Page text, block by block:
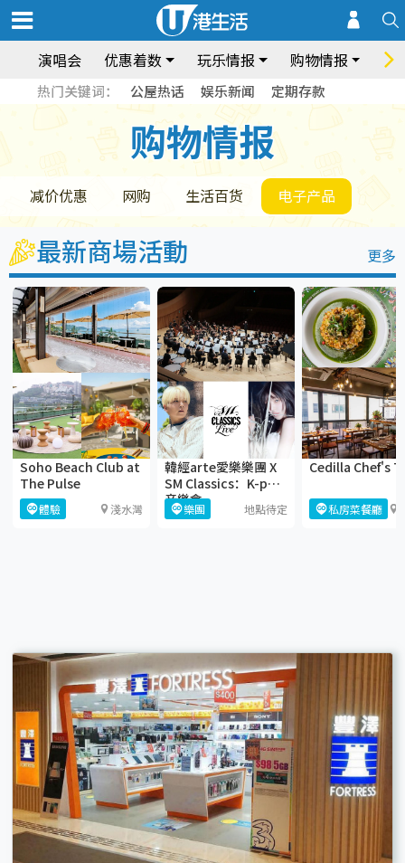
演唱会 优惠着数 玩乐情报 购物情报 饮
热门关键词： 公屋热话 娱乐新闻 定期存款
购物情报
购物情报
减价优惠 网购 生活百货 电子产品
最新商場活動 更多
Soho Beach Club at
The Pulse
體驗 淺水灣
韓經arte愛樂樂團 X
SM Classics：K-pop
音樂會
樂團 地點待定
Cedilla Chef's
私房菜餐廳